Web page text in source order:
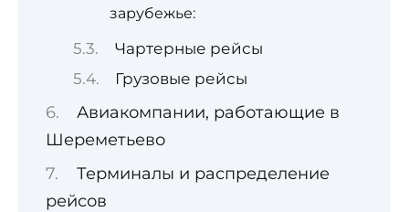
зарубежье:
Чартерные рейсы
Грузовые рейсы
Авиакомпании, работающие в
Шереметьево
Терминалы и распределение
рейсов